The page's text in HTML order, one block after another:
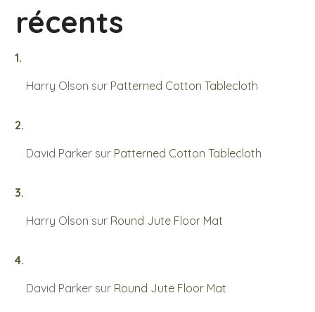
récents
Harry Olson sur Patterned Cotton Tablecloth
David Parkersur Patterned Cotton Tablecloth
Harry Olson sur Round Jute Floor Mat
David Parkersur Round Jute Floor Mat